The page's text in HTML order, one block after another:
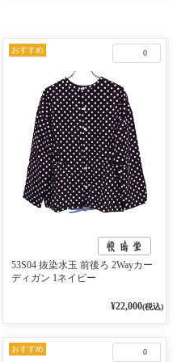
0
おすすめ
53S04 抜染水玉 前後ろ 2Wayカー
ディガン 1ネイビー
¥22,000(税込)
0
おすすめ